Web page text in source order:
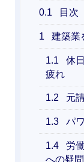
0.1 目次
1 建築業
1.1
休
疲れ
1.2 元
1.3 パ
1.4
労
への疑問